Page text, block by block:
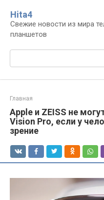
контенту
Нita4
Свежие новости из мира
планшетов
Поиск:
Главная
Apple и ZEISS не
Vision Pro, если у
зрение